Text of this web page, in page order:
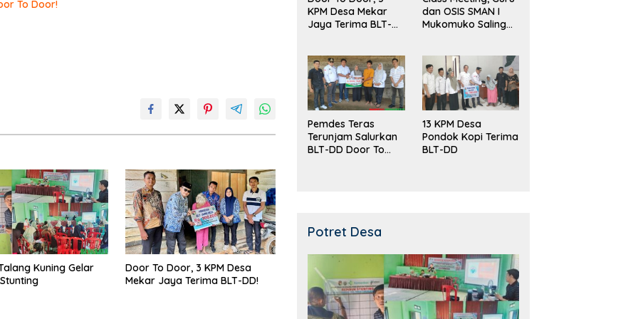
To Door!
Kuning Gelar
Door To Door, 3 KPM Desa
Mekar Jaya Terima BLT-DD!
KPM Desa Mekar
Jaya Terima BLT-
dan OSIS SMAN I
Mukomuko Saling
Pemdes Teras
Terunjam Salurkan
BLT-DD Door To
13 KPM Desa
Pondok Kopi Terima
BLT-DD
Potret Desa